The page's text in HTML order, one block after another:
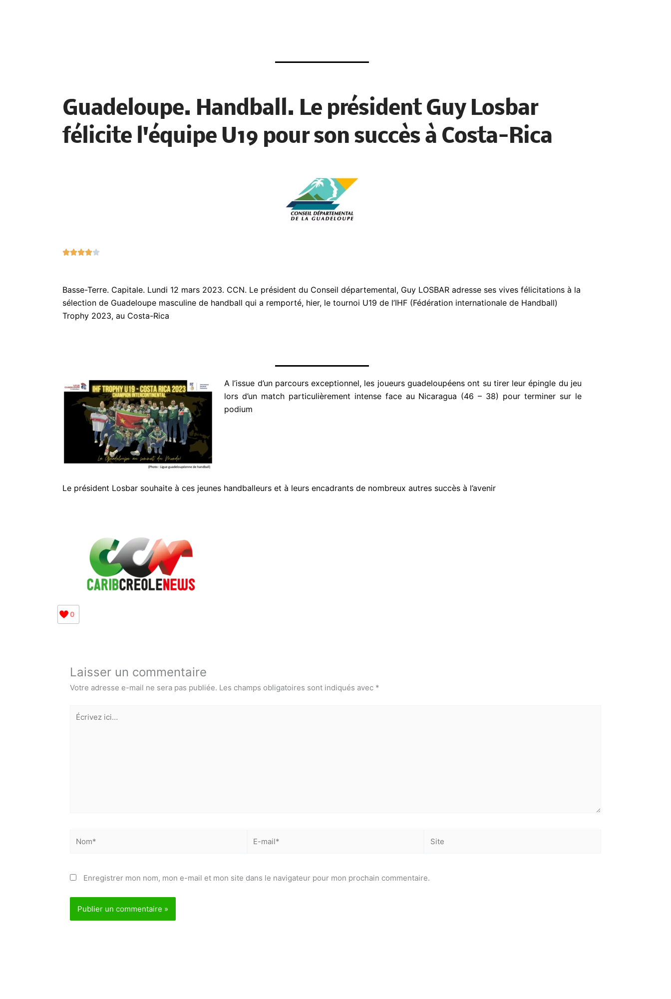
Guadeloupe. Handball. Le président Guy Losbar
félicite l'équipe U19 pour son succès à Costa-Rica

é
4
s
Basse-Terre. Capitale. Lundi 12 mars 2023. CCN. Le président du Conseil départemental, Guy LOSBAR adresse ses vives félicitations à la
sélection de Guadeloupe masculine de handball qui a remporté, hier, le tournoi U19 de l’IHF (Fédération internationale de Handball)
Trophy 2023, au Costa-Rica
A l’issue d’un parcours exceptionnel, les joueurs guadeloupéens ont su tirer leur épingle du jeu
lors d’un match particulièrement intense face au Nicaragua (46 – 38) pour terminer sur le
podium
Le président Losbar souhaite à ces jeunes handballeurs et à leurs encadrants de nombreux autres succès à l’avenir
0
Laisser un commentaire
Votre adresse e-mail ne sera pas publiée. Les champs obligatoires sont indiqués avec *
Écrivez
ici…
mail*
Enregistrer mon nom, mon e-mail et mon site dans le navigateur pour mon prochain commentaire.